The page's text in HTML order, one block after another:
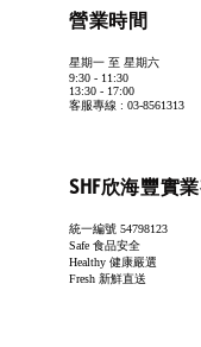
營業時間
星期一 至 星期六
9:30 - 11:30
13:30 - 17:00
客服專線 : 03-8561313
SHF欣海豐實
統一編號 54798123
Safe 食品安全
Healthy 健康嚴選
Fresh 新鮮直送